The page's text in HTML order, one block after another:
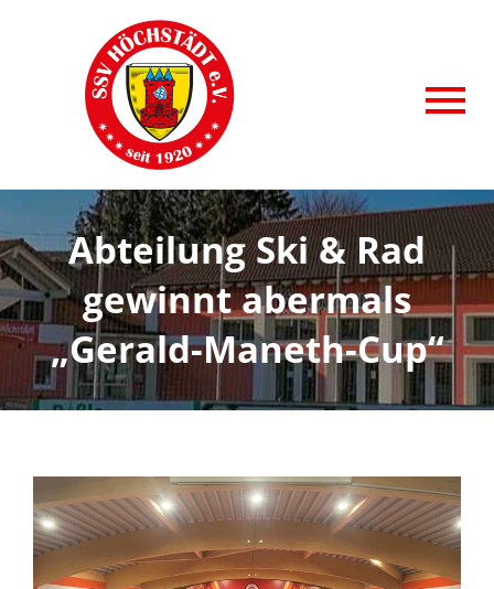
AKTUELLE BEITRÄGE
SPORTABTEILUNGEN
ANGEBOTE
VITAL&AKTIV
KIDSSPORT
SSV HÖCHSTÄDT e.V.
Abteilung Ski & Rad
gewinnt abermals
„Gerald-Maneth-Cup“